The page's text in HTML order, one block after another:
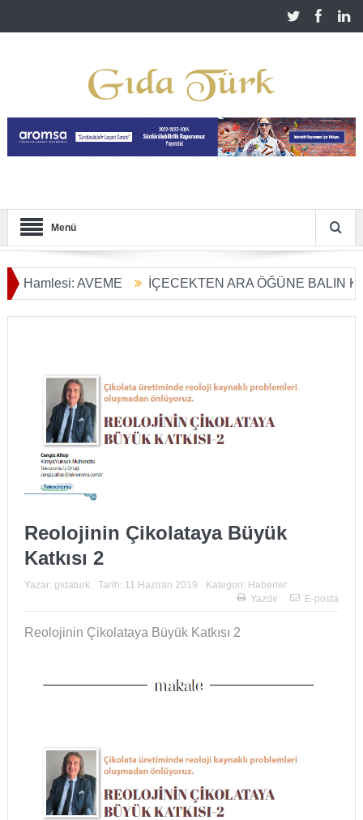
Menü
AVEME İÇECEKTEN ARA ÖĞÜNE BALIN
Başladı
Reolojinin Çikolataya Büyük
Katkısı 2
Yazar: gidaturk Tarih: 11 Haziran 2019 Kategori: Haberler
Yazdır
E-posta
Reolojinin Çikolataya Büyük Katkısı 2